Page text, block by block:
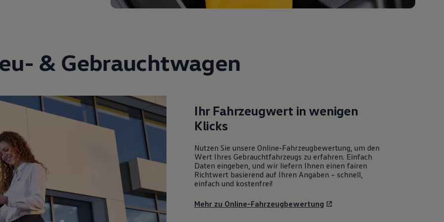
& Gebrauchtwagen
Ihr Fahrzeugwert in wenigen
Klicks
Nutzen Sie unsere Online-Fahrzeugbewertung, um den
Wert Ihres Gebrauchtfahrzeugs zu erfahren. Einfach
Daten eingeben, und wir liefern Ihnen einen fairen
Richtwert basierend auf Ihren Angaben – schnell,
einfach und kostenfrei!
Mehr zu Online-Fahrzeugbewertung